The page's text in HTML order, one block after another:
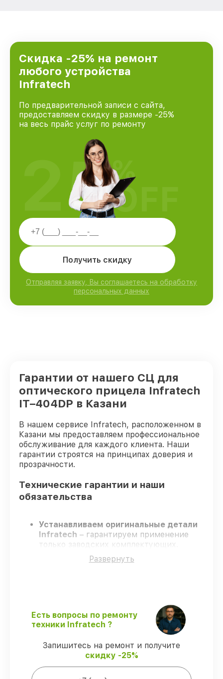
Скидка -25% на ремонт
любого устройства
Infratech
По предварительной записи с сайта,
предоставляем скидку в размере -25%
на весь прайс услуг по ремонту
Получить скидку
Отправляя заявку, Вы соглашаетесь на обработку
персональных данных
25%
OFF
Гарантии от нашего СЦ для
оптического прицела Infratech
IT–404DP в Казани
В нашем сервисе Infratech, расположенном в
Казани мы предоставляем профессиональное
обслуживание для каждого клиента. Наши
гарантии строятся на принципах доверия и
прозрачности.
Технические гарантии и наши
обязательства
Устанавливаем оригинальные детали
Infratech – гарантируем применение
только заводских комплектующих.
Квалифицированные специалисты
проходят жёсткий контроль знаний и
ремонт оптического прицела Infratech
IT–404DP без задержек.
Поддержка после ремонта – все
ремонтные услуги и комплектующие
защищены сервисной гарантией.
Мы гарантируем:
Развернуть
Есть вопросы по ремонту
техники Infratech ?
Запишитесь на ремонт и получите
скидку -25%